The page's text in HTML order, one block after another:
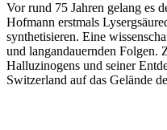
Vor rund 75 Jahren gelang es
Hofmann erstmals
synthetisieren. Eine
und langandauernden Folgen.
Halluzinogens und seiner
Switzerland auf das Gelände